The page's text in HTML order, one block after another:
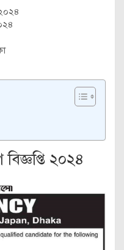
২০২৪